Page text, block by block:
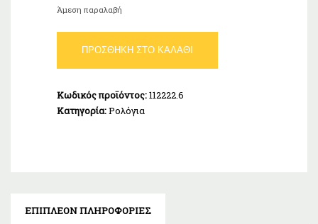
τιμή
είναι:
€130,00.
Άμεση παραλαβή
Intrusio
112222.6
ΠΡΟΣΘΉΚΗ ΣΤΟ ΚΑΛΆΘΙ
Κωδικός προϊόντος:112222.6
Κατηγορία:Ρολόγια
ΕΠΙΠΛΈΟΝ ΠΛΗΡΟΦΟΡΊΕΣ